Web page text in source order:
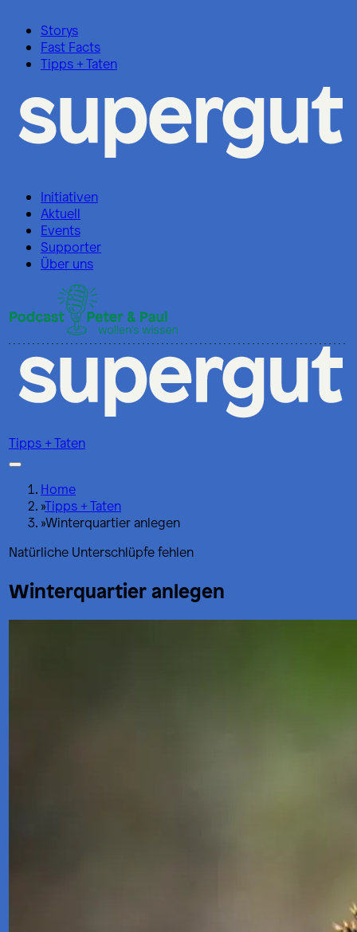
Storys
Fast Facts
Tipps + Taten
Initiativen
Aktuell
Events
Supporter
Über uns
Tipps + Taten
Home
»Tipps + Taten
»Winterquartier anlegen
Natürliche Unterschlüpfe fehlen
Winterquartier anlegen